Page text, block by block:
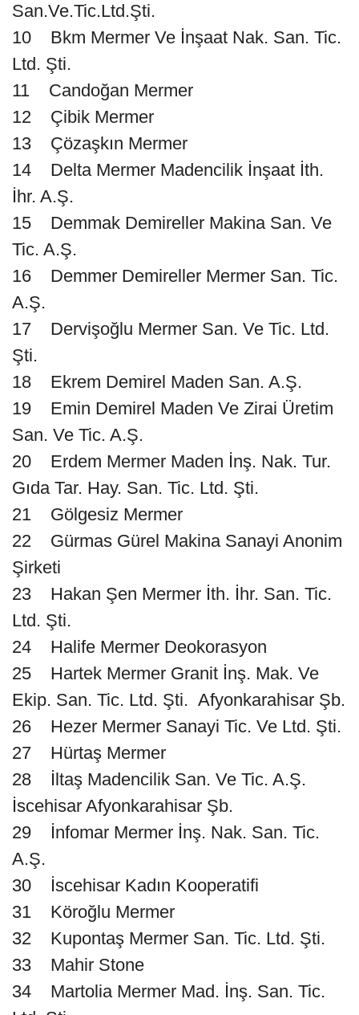
San.Ve.Tic.Ltd.Şti.
10 Bkm Mermer Ve İnşaat Nak. San. Tic.
Ltd. Şti.
11 Candoğan Mermer
12 Çibik Mermer
13 Çözaşkın Mermer
14 Delta Mermer Madencilik İnşaat İth.
İhr. A.Ş.
15 Demmak Demireller Makina San. Ve
Tic. A.Ş.
16 Demmer Demireller Mermer San. Tic.
A.Ş.
17 Dervişoğlu Mermer San. Ve Tic. Ltd.
Şti.
18 Ekrem Demirel Maden San. A.Ş.
19 Emin Demirel Maden Ve Zirai Üretim
San. Ve Tic. A.Ş.
20 Erdem Mermer Maden İnş. Nak. Tur.
Gıda Tar. Hay. San. Tic. Ltd. Şti.
21 Gölgesiz Mermer
22 Gürmas Gürel Makina Sanayi Anonim
Şirketi
23 Hakan Şen Mermer İth. İhr. San. Tic.
Ltd. Şti.
24 Halife Mermer Deokorasyon
25 Hartek Mermer Granit İnş. Mak. Ve
Ekip. San. Tic. Ltd. Şti. Afyonkarahisar Şb.
26 Hezer Mermer Sanayi Tic. Ve Ltd. Şti.
27 Hürtaş Mermer
28 İltaş Madencilik San. Ve Tic. A.Ş.
İscehisar Afyonkarahisar Şb.
29 İnfomar Mermer İnş. Nak. San. Tic.
A.Ş.
30 İscehisar Kadın Kooperatifi
31 Köroğlu Mermer
32 Kupontaş Mermer San. Tic. Ltd. Şti.
33 Mahir Stone
34 Martolia Mermer Mad. İnş. San. Tic.